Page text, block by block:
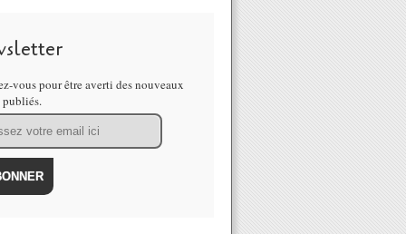
vous pour être averti des nouveaux